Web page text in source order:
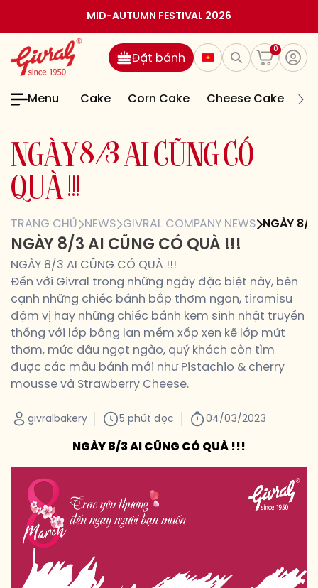
MID-AUTUMN FESTIVAL 2026
0
Đặt bánh
Menu Cake Corn Cake Cheese Cake
NGÀ Y 8/3 A CŨ NG CÓ
QU À !!!
TRANG CHỦ NEWS GIVRAL COMPANY NEWS NGÀY 8/
NGÀY 8/3 AI CŨNG CÓ QUÀ !!!
NGÀY 8/3 AI CŨNG CÓ QUÀ !!!
Đến với Givral trong những ngày đặc biệt này, bên
cạnh những chiếc bánh bắp thơm ngon, tiramisu
đậm vị hay những chiếc bánh kem sinh nhật truyền
thống với lớp bông lan mềm xốp xen kẽ lớp mứt
thơm, mức dâu ngọt ngào, quý khách còn tìm
được các mẫu bánh mới như Pistachio & cherry
mousse và Strawberry Cheese.
givralbakery 5 phút đọc 04/03/2023
NGÀY 8/3 AI CŨNG CÓ QUÀ !!!